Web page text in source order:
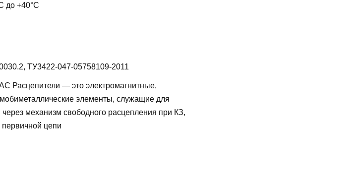
до +40°С
ТУ3422-047-05758109-2011
Расцепители — это электромагнитные,
элементы, служащие для
механизм свободного расцепления при КЗ,
первичной цепи